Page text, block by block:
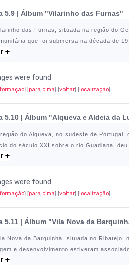
5.9 | Álbum "Vilarinho das Furnas"
das Furnas , situada na região do
que foi submersa na década de
+
were found
] [para cima] [voltar] [localização]
5.10 | Álbum "Alqueva e Aldeia da
do Alqueva , no sudeste de
do século XXI sobre o rio Guadiana,
+
were found
] [para cima] [voltar] [localização]
5.11 | Álbum "Vila Nova da
Nova da Barquinha , situada no
e desenvolvimento estiveram
+